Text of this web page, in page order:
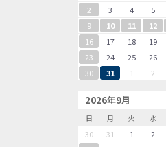
2
3 4 5
9
10 11 12
16
17 18 19
23
24 25 26
30
31 1 2
2026年9月
日 月 火 水
30 31 1 2